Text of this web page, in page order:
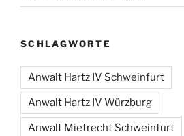
SCHLAGWORTE
Anwalt Hartz IV Schweinfurt
Anwalt Hartz IV Würzburg
Anwalt Mietrecht Schweinfurt